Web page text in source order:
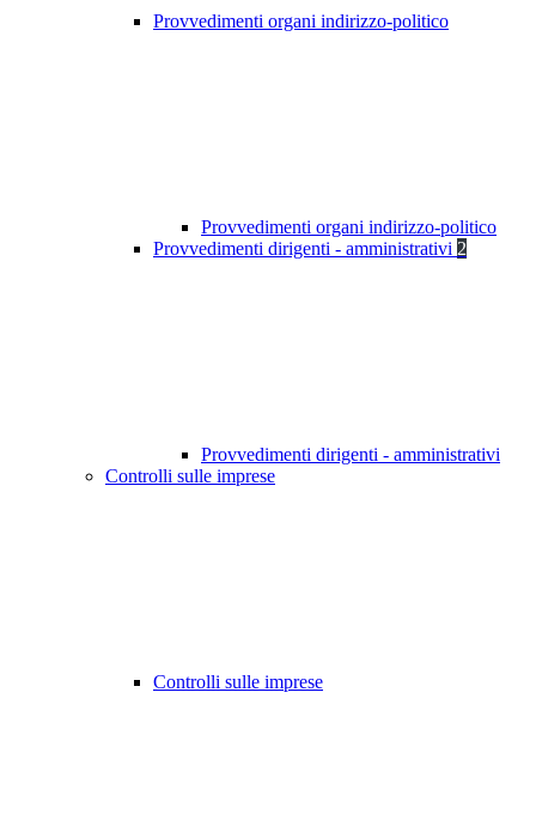
Provvedimenti organi indirizzo-politico
Provvedimenti organi indirizzo-politico
Provvedimenti dirigenti - amministrativi 2
Provvedimenti dirigenti - amministrativi
Controlli sulle imprese
Controlli sulle imprese